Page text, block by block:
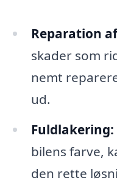
Reparation
skader som
nemt
ud.
Fuldlakering:
bilens farve,
den rette